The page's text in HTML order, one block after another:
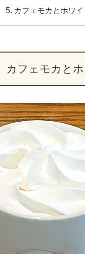
カフェモカとホワ
カフェモカと